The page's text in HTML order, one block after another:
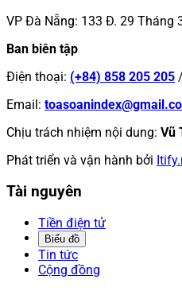
VP Đà Nẵng: 133 Đ. 29 Tháng
Ban biên tập
Điện thoại: (+84) 858 205 205 /
Email :
Chịu trách nhiệm nội dung: Vũ
Phát triển và vận hành bởi
Tài nguyên
Tiền điện tử
Biểu đồ
Tin tức
Cộng đồng